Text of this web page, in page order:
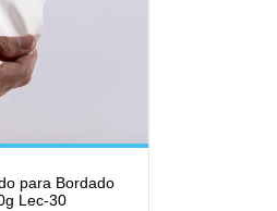
para Bordado
Lec-30